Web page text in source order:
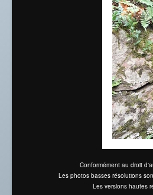
Conformément au droit
Les photos basses résolutions
Les versions hautes